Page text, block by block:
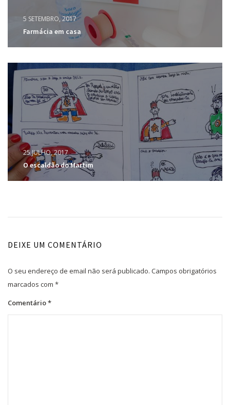
5 SETEMBRO, 2017
Farmácia em casa
25 JULHO, 2017
O escaldão do Martim
DEIXE UM COMENTÁRIO
O seu endereço de email não será publicado. Campos obrigatórios
marcados com *
Comentário*